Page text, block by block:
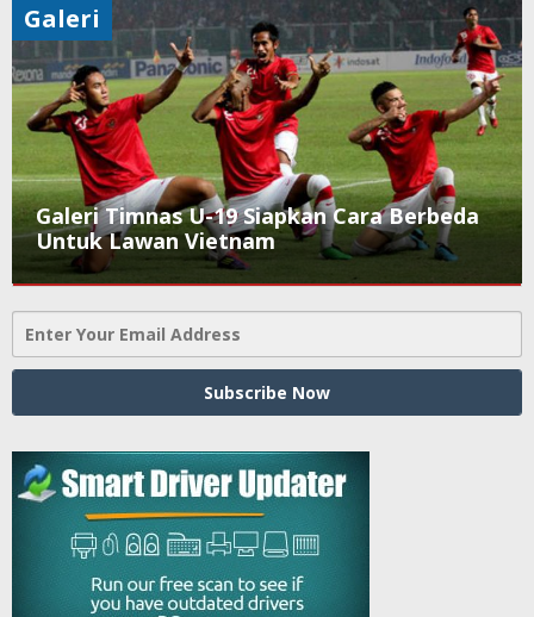
Galeri Timnas U-19 Siapkan Cara Berbeda
Untuk Lawan Vietnam
September
2017
Sailampung
Galeri